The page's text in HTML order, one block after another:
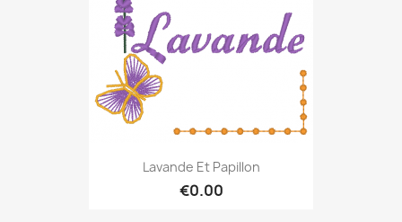
Lavande Et Papillon
€0.00